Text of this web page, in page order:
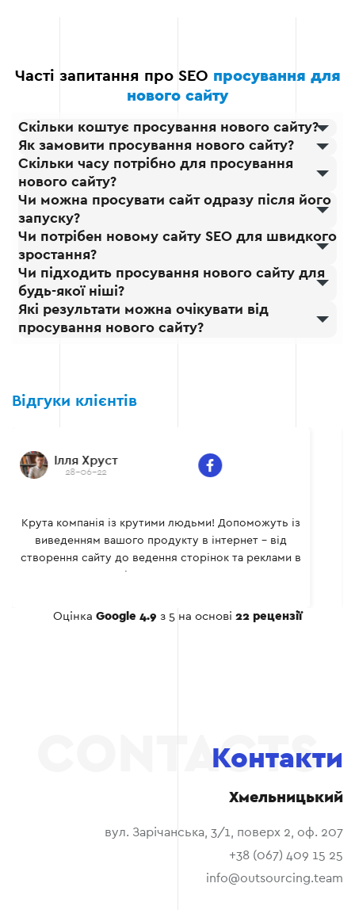
Часті запитання про SEO просування для
нового сайту
Скільки коштує просування нового сайту?
Як замовити просування нового сайту?
Скільки часу потрібно для просування
нового сайту?
Чи можна просувати сайт одразу після його
запуску?
Чи потрібен новому сайту SEO для швидкого
зростання?
Чи підходить просування нового сайту для
будь-якої ніші?
Які результати можна очікувати від
просування нового сайту?
Відгуки клієнтів
Ілля Хруст
28-06-22
Крута компанія із крутими людьми! Допоможуть із
виведенням вашого продукту в інтернет - від
створення сайту до ведення сторінок та реклами в
Оцінка Google 4.9 з 5 на основі 22 рецензії
Контакти
Хмельницький
вул. Зарічанська, 3/1, поверх 2, оф. 207
+38 (067) 409 15 25
info@outsourcing.team